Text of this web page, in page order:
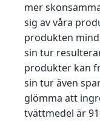
mer
sig av våra
produkten
sin tur
produkter kan
sin tur även
glömma att
tvättmedel är